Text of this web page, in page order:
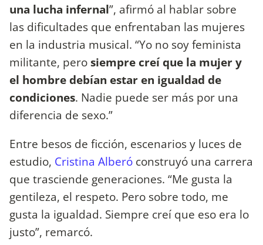
una lucha infernal”, afirmó al hablar sobre
las dificultades que enfrentaban las mujeres
en la industria musical. “Yo no soy feminista
militante, perosiempre creí que la mujer y
el hombre debían estar en igualdad de
condiciones. Nadie puede ser más por una
diferencia de sexo.”
Entre besos de ficción, escenarios y luces de
estudio, Cristina Alberó construyó una carrera
que trasciende generaciones. “Me gusta la
gentileza, el respeto. Pero sobre todo, me
gusta la igualdad. Siempre creí que eso era lo
justo”, remarcó.